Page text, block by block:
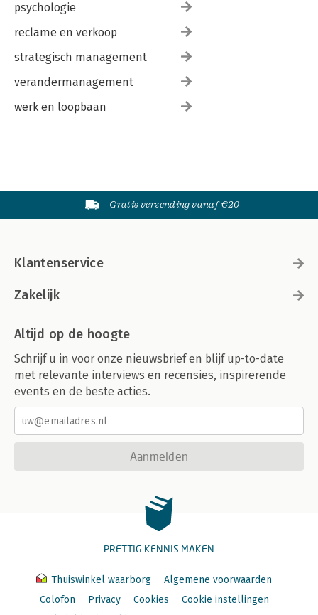
psychologie
reclame en verkoop
strategisch management
verandermanagement
werk en loopbaan
Gratis verzending vanaf €20
Klantenservice
Zakelijk
Altijd op de hoogte
Schrijf u in voor onze nieuwsbrief en blijf up-to-date
met relevante interviews en recensies, inspirerende
events en de beste acties.
Aanmelden
PRETTIG KENNIS MAKEN
Thuiswinkel waarborg
Algemene voorwaarden
Colofon
Privacy Cookies
Cookie instellingen